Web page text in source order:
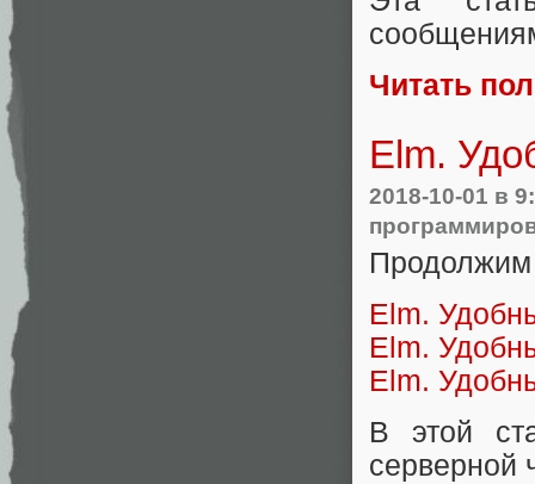
Читать
Elm.
2018-10-01 в
Продолжим
Elm.
Elm.
Elm.
В этой
серверной